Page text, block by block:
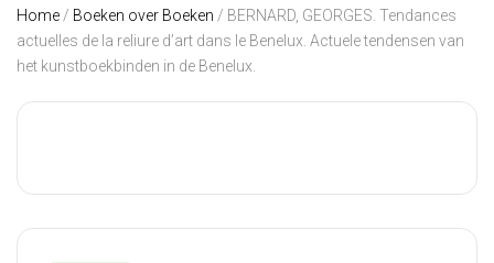
Home / Boeken over Boeken / BERNARD, GEORGES. Tendances
actuelles de la reliure d’art dans le Benelux. Actuele tendensen van
het kunstboekbinden in de Benelux.